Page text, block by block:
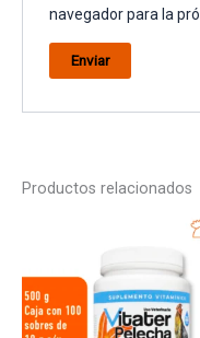
navegador para la
Productos relacionados